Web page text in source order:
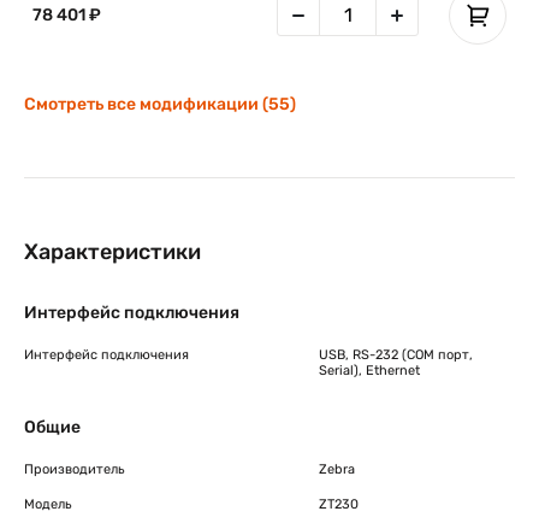
78 401 ₽
Смотреть все модификации (55)
Характеристики
Интерфейс подключения
Интерфейс подключения
USB, RS-232 (COM порт,
Serial), Ethernet
Общие
Производитель Zebra
Модель ZT230